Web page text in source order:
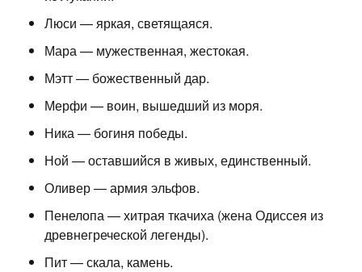
Люси — яркая, светящаяся.
Мара — мужественная, жестокая.
Мэтт — божественный дар.
Мерфи — воин, вышедший из моря.
Ника — богиня победы.
Ной — оставшийся в живых, единственный.
Оливер — армия эльфов.
Пенелопа — хитрая ткачиха (жена Одиссея из
древнегреческой легенды).
Пит — скала, камень.